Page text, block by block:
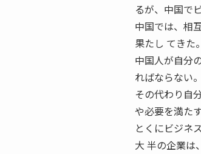
るが、中国で
中国では、相
果たし てきた。
中国人が自分
ればならない。
その代わり自
や必要を満た
とくにビジネ
大 半の企業は